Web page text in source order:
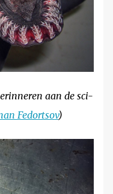
aan de sci-
Fedortsov)